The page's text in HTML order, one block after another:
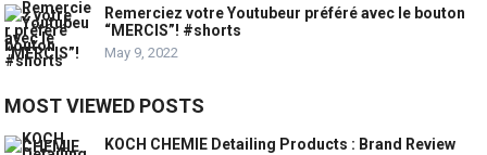
Remerciez votre Youtubeur préféré avec le bouton
“MERCIS”! #shorts
May 9, 2022
MOST VIEWED POSTS
KOCH CHEMIE Detailing Products : Brand Review